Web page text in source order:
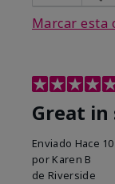
Marcar esta
Great in
Enviado Hace
por Karen B
de Riverside